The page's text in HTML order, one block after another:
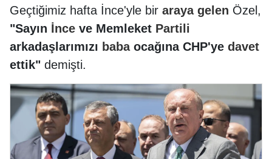
Geçtiğimiz hafta İnce'yle bir araya gelen Özel,
"Sayın İnce ve Memleket Partili
arkadaşlarımızı babaocağına CHP'ye davet
ettik" demişti.